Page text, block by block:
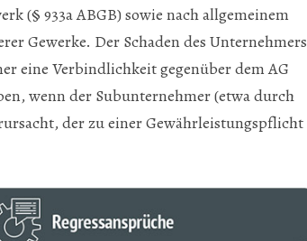
(§ 933a ABGB) sowie nach allgemeinem
Gewerke. Der Schaden des Unternehmers
eine Verbindlichkeit gegenüber dem AG
wenn der Subunternehmer (etwa durch
der zu einer Gewährleistungspflicht